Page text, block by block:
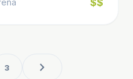
$$
3 chevron_right